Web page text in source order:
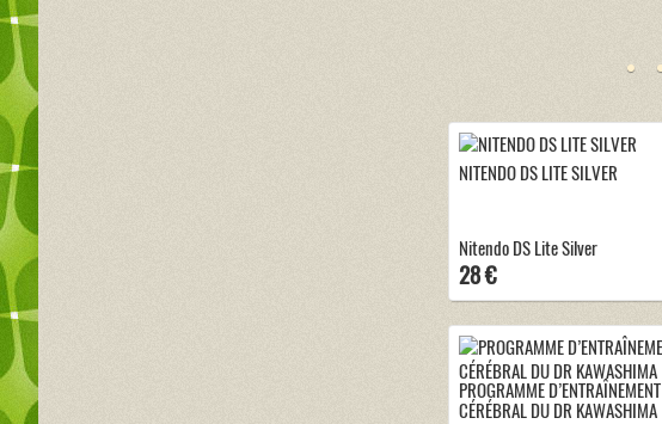
NITENDO DS LITE SILVER
Nitendo DS Lite Silver
28 €
PROGRAMME D’ENTRAÎNEMENT
CÉRÉBRAL DU DR KAWASHIMA